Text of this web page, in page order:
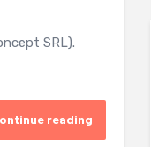
SRL).
reading